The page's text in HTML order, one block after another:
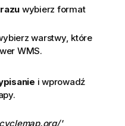
wybierz format
warstwy, które
WMS.
i wprowadź
'